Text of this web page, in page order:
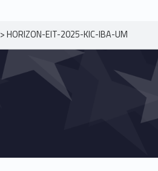
>HORIZON-EIT-2025-KIC-IBA-UM